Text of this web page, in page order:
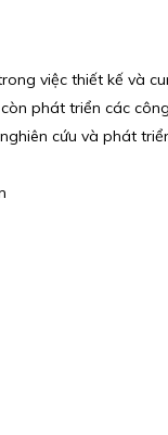
việc thiết kế và
phát triển các
cứu và phát